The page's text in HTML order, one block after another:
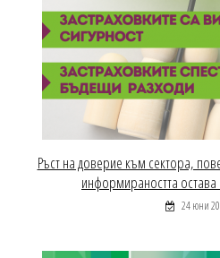
Ръст на доверие към сектора,
информираността остава
24 юни